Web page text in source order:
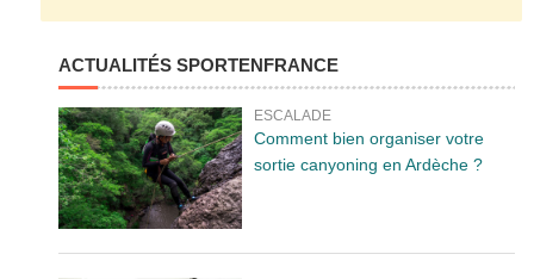
ACTUALITÉS SPORTENFRANCE
ESCALADE
Comment bien organiser votre
sortie canyoning en Ardèche ?